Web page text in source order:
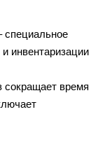
специальное
инвентаризации
сокращает время